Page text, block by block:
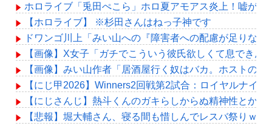
ホロライブ「兎田ぺこら」ホロ夏アモアス炎上！嘘が
【ホロライブ】 ※杉田さんはねっ子神です
ドワンゴ川上「みい山への『障害者への配慮が足りな
【画像】X女子「ガチでこういう彼氏欲しくて息できん
【画像】みい山作者「居酒屋行く奴はバカ。ホストの
【にじ甲2026】Winners2回戦第2試合：ロイヤルナイ
【にじさんじ】熱斗くんのガキらしからぬ精神性とか
【悲報】堀大輔さん、寝る間も惜しんでレスバ祭りｗ